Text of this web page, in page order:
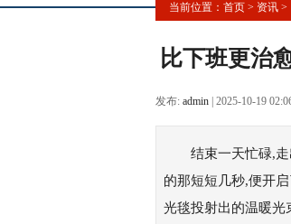
当前位置： 首页 > 资讯 >
比下班更治
发布: admin 2025-10-19
结束一天忙碌,走
的那短短几秒,便开
光毯投射出的温暖光